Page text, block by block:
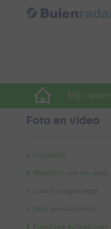
Mijn weer
Foto en video
Uitgelicht
Weerfoto van de week
Laatst toegevoegd
Best gewaardeerd
Populaire categorieën